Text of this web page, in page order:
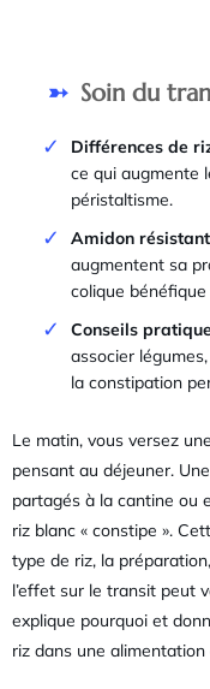
Soin du
Différences de
ce qui augmente
péristaltisme.
Amidon résistant
augmentent sa
colique
Conseils
associer
la constipation
Le matin, vous versez
pensant au déjeuner.
partagés à la cantine ou
riz blanc « constipe ».
type de riz, la
l’effet sur le transit peut
explique pourquoi et
riz dans une